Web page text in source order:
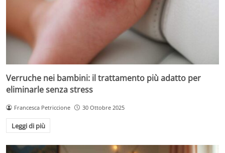
Verruche nei bambini: il trattamento più adatto per
eliminarle senza stress
Francesca Petriccione 30 Ottobre 2025
Leggi di più